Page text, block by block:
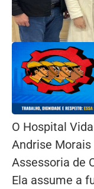
O Hospital
Andrise
Assessoria de
Ela assume a